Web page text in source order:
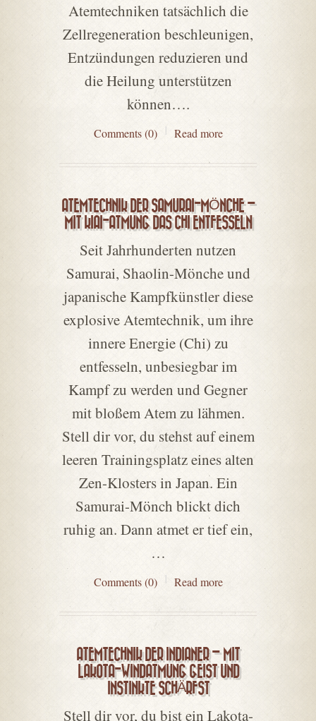
Atemtechniken tatsächlich die
Zellregeneration beschleunigen,
Entzündungen reduzieren und
die Heilung unterstützen
können….
Comments (0) Read more
ATEMTECHNIK DER SAMURAI-MÖNCHE –
MIT KIAI-ATMUNG DAS CHI ENTFESSELN
Seit Jahrhunderten nutzen
Samurai, Shaolin-Mönche und
japanische Kampfkünstler diese
explosive Atemtechnik, um ihre
innere Energie (Chi) zu
entfesseln, unbesiegbar im
Kampf zu werden und Gegner
mit bloßem Atem zu lähmen.
Stell dir vor, du stehst auf einem
leeren Trainingsplatz eines alten
Zen-Klosters in Japan. Ein
Samurai-Mönch blickt dich
ruhig an. Dann atmet er tief ein,
…
Comments (0) Read more
ATEMTECHNIK DER INDIANER – MIT
LAKOTA-WINDATMUNG GEIST UND
INSTINKTE SCHÄRFST
Stell dir vor, du bist ein Lakota-